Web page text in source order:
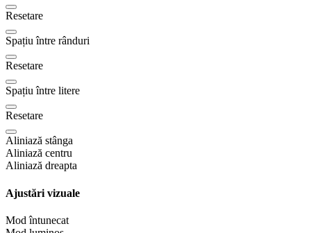
Resetare
Spațiu între rânduri
Resetare
Spațiu între litere
Resetare
Aliniază stânga
Aliniază centru
Aliniază dreapta
Ajustări vizuale
Mod întunecat